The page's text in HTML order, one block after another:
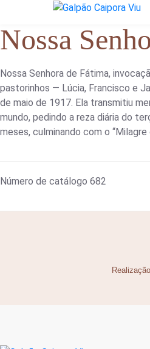
Nossa
Nossa Senhora de Fátima,
pastorinhos — Lúcia, Francisco e
de maio de 1917. Ela transmitiu
mundo, pedindo a reza diária do
meses, culminando com o
Número de catálogo 682
Realização